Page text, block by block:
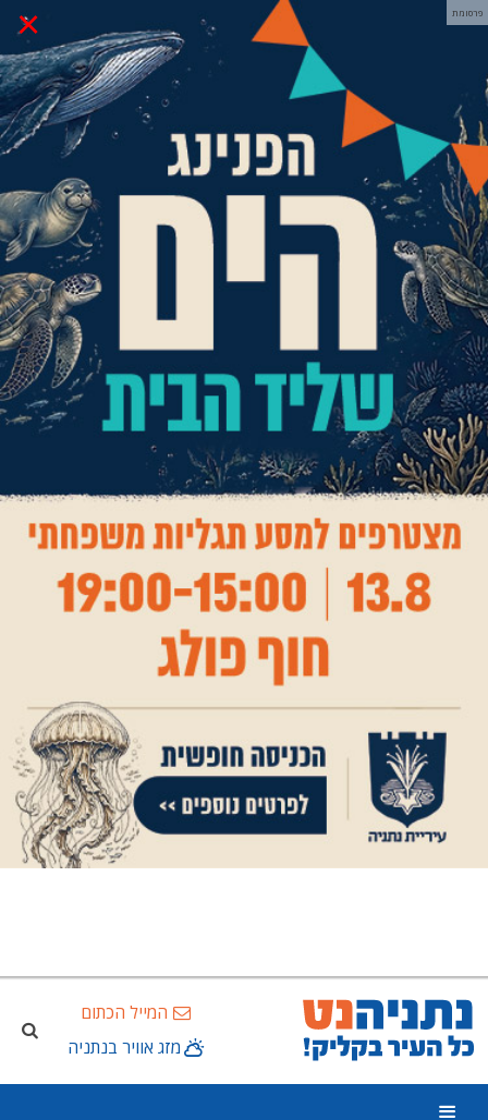
× פרסומת
המייל הכתום
מזג אוויר בנתניה